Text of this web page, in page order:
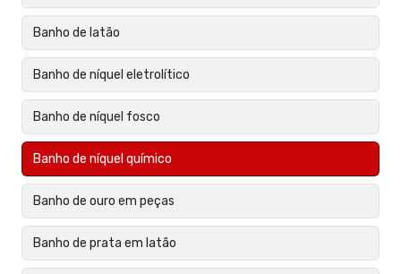
Banho de latão
Banho de níquel eletrolítico
Banho de níquel fosco
Banho de níquel químico
Banho de ouro em peças
Banho de prata em latão